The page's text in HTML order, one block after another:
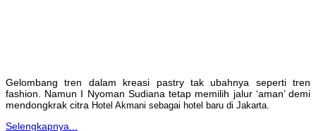
Gelombang tren dalam kreasi pastry tak ubahnya seperti tren
fashion. Namun I Nyoman Sudiana tetap memilih jalur ‘aman’ demi
mendongkrak citra Hotel Akmani sebagai hotel baru di Jakarta.
Selengkapnya...